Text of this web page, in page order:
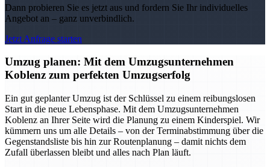
Dann probieren Sie es jetzt aus und fordern Sie Ihr individuelles
Angebot an – ganz unverbindlich.
Jetzt Anfrage starten
Umzug planen: Mit dem Umzugsunternehmen
Koblenz zum perfekten Umzugserfolg
Ein gut geplanter Umzug ist der Schlüssel zu einem reibungslosen
Start in die neue Lebensphase. Mit dem Umzugsunternehmen
Koblenz an Ihrer Seite wird die Planung zu einem Kinderspiel. Wir
kümmern uns um alle Details – von der Terminabstimmung über die
Gegenstandsliste bis hin zur Routenplanung – damit nichts dem
Zufall überlassen bleibt und alles nach Plan läuft.